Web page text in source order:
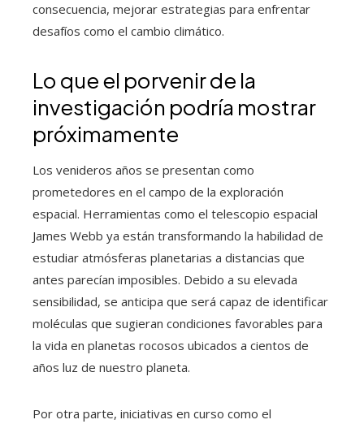
consecuencia, mejorar estrategias para enfrentar
desafíos como el cambio climático.
Lo que el porvenir de la
investigación podría mostrar
próximamente
Los venideros años se presentan como
prometedores en el campo de la exploración
espacial. Herramientas como el telescopio espacial
James Webb ya están transformando la habilidad de
estudiar atmósferas planetarias a distancias que
antes parecían imposibles. Debido a su elevada
sensibilidad, se anticipa que será capaz de identificar
moléculas que sugieran condiciones favorables para
la vida en planetas rocosos ubicados a cientos de
años luz de nuestro planeta.
Por otra parte, iniciativas en curso como el